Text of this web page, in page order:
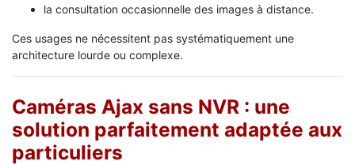
la consultation occasionnelle des images à distance.
Ces usages ne nécessitent pas systématiquement une
architecture lourde ou complexe.
Caméras Ajax sans NVR : une
solution parfaitement adaptée aux
particuliers